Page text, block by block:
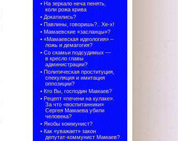
• На зеркало неча пенять,
коли рожа крива
• Докатились?
• Павлины, говоришь?.. Хе-х!
• Мамаевские «засланцы»?
• «Мамаевская идеология» –
ложь и демагогия?
• Со скамьи подсудимых —
в кресло главы
администрации?
• Политическая проституция,
спекуляция и имитация
оппозиции?
• Кто Вы, господин Мамаев?
• Рецепт «печени на кулаке».
За что «воспитанники»
Сергея Мамаева убили
человека?
• Якобы коммунист?
• Как «уважает» закон
депутат-коммунист Мамаев?